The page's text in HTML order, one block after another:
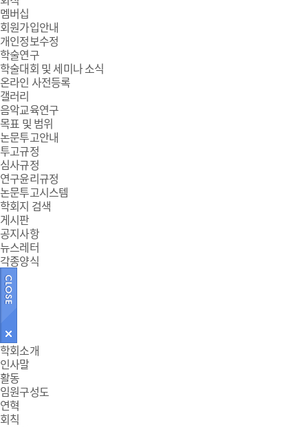
멤버십
회원가입안내
개인정보수정
학술연구
학술대회 및 세미나 소식
온라인 사전등록
갤러리
음악교육연구
목표 및 범위
논문투고안내
투고규정
심사규정
연구윤리규정
논문투고시스템
학회지 검색
게시판
공지사항
뉴스레터
각종양식
주
메
뉴
학회소개
인사말
활동
임원구성도
연혁
회칙